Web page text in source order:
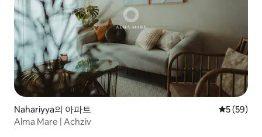
Nahariyya의 아파트 평점 5점(5
5 (59)
Alma Mare | Achziv